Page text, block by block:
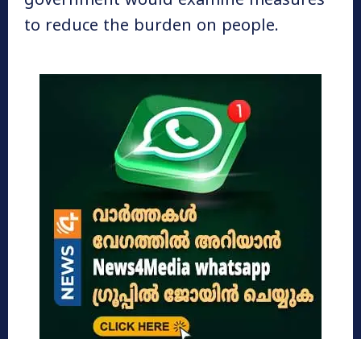
to reduce the burden on people.